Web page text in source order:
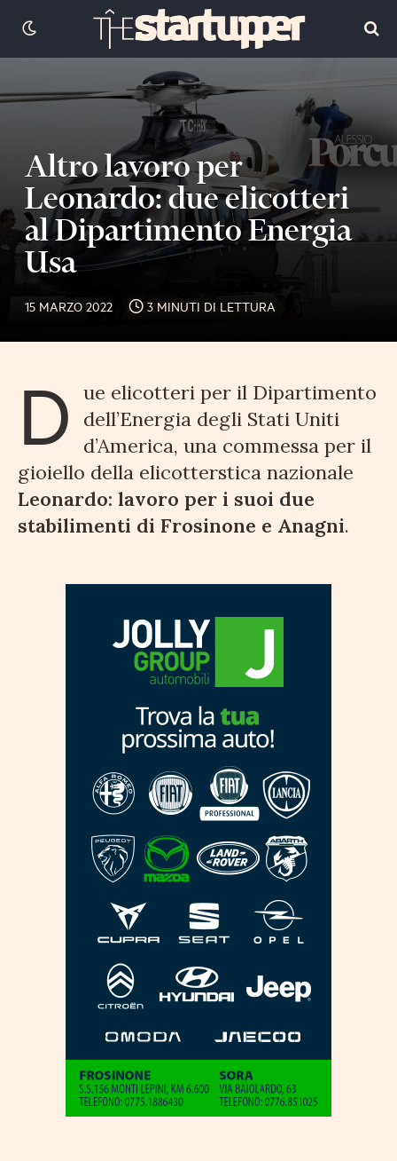
Altro lavoro per
Leonardo: due elicotteri
al Dipartimento Energia
Usa
15 MARZO 2022 3 MINUTI DI LETTURA
D
ue elicotteri per il Dipartimento
dell’Energia degli Stati Uniti
d’America, una commessa per il
gioiello della elicotterstica nazionale
Leonardo: lavoro per i suoi due
stabilimenti di Frosinone e Anagni.